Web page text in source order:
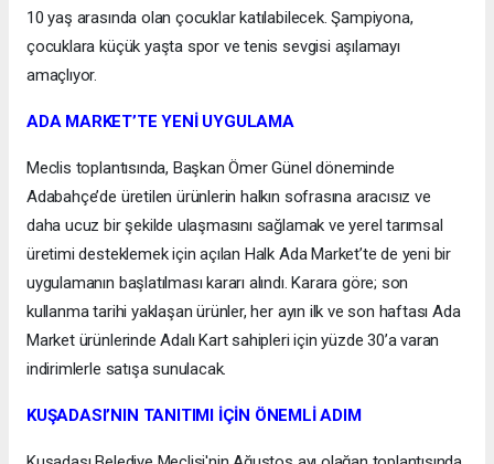
10 yaş arasında olan çocuklar katılabilecek. Şampiyona,
çocuklara küçük yaşta spor ve tenis sevgisi aşılamayı
amaçlıyor.
ADA MARKET’TE YENİ UYGULAMA
Meclis toplantısında, Başkan Ömer Günel döneminde
Adabahçe’de üretilen ürünlerin halkın sofrasına aracısız ve
daha ucuz bir şekilde ulaşmasını sağlamak ve yerel tarımsal
üretimi desteklemek için açılan Halk Ada Market’te de yeni bir
uygulamanın başlatılması kararı alındı. Karara göre; son
kullanma tarihi yaklaşan ürünler, her ayın ilk ve son haftası Ada
Market ürünlerinde Adalı Kart sahipleri için yüzde 30’a varan
indirimlerle satışa sunulacak.
KUŞADASI’NIN TANITIMI İÇİN ÖNEMLİ ADIM